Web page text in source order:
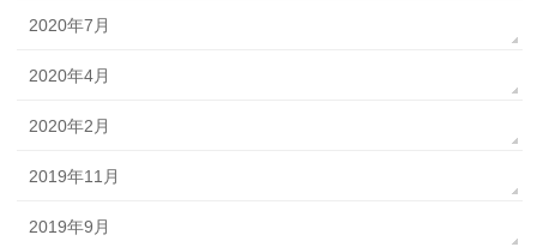
2020年7月
2020年4月
2020年2月
2019年11月
2019年9月